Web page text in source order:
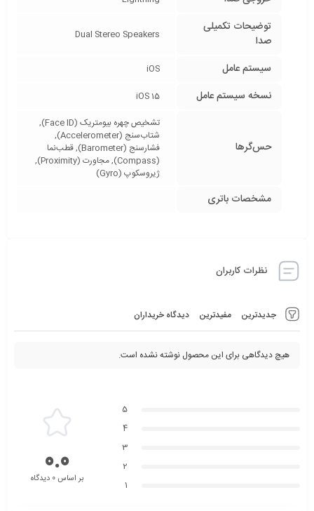
توضیحات تکمیلی
صدا
Dual Stereo Speakers
سیستم عامل iOS
نسخه سیستم عامل iOS 15
حس‌گرها
تشخیص چهره بیومتریک (Face ID),
شتاب‌سنج (Accelerometer),
فشارسنج (Barometer), قطب‌نما
(Compass), مجاورت (Proximity),
ژیروسکوپ (Gyro)
مشخصات باتری
نظرات کاربران
جدیدترین مفیدترین دیدگاه خریداران
هیچ دیدگاهی برای این محصول نوشته نشده است.
5
4
3
2
1
0.0
بر اساس 0 دیدگاه